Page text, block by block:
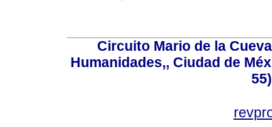
Circuito Mario de la
Humanidades,, Ciudad de